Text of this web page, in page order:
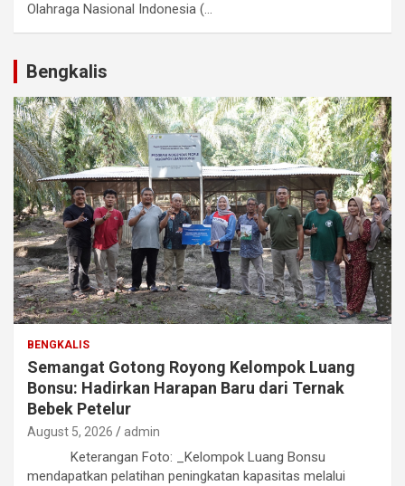
Olahraga Nasional Indonesia (...
Bengkalis
BENGKALIS
Semangat Gotong Royong Kelompok Luang
Bonsu: Hadirkan Harapan Baru dari Ternak
Bebek Petelur
August 5, 2026 admin
Keterangan Foto: _Kelompok Luang Bonsu
mendapatkan pelatihan peningkatan kapasitas melalui